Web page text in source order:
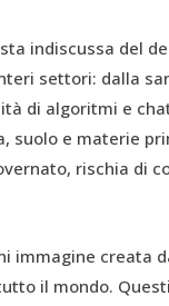
indiscussa del
settori: dalla
di algoritmi e
suolo e materie
rischia di
immagine creata
il mondo.